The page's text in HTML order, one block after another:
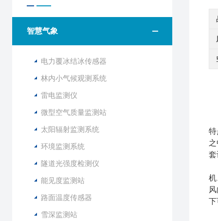
智慧气象
电力覆冰结冰传感器
林内小气候观测系统
雷电监测仪
微型空气质量监测站
太阳辐射监测系统
环境监测系统
隧道光强度检测仪
能见度监测站
路面温度传感器
雪深监测站
特
套
机
下